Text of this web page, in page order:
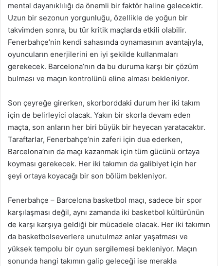
mental dayanıklılığı da önemli bir faktör haline gelecektir.
Uzun bir sezonun yorgunluğu, özellikle de yoğun bir
takvimden sonra, bu tür kritik maçlarda etkili olabilir.
Fenerbahçe’nin kendi sahasında oynamasının avantajıyla,
oyuncuların enerjilerini en iyi şekilde kullanmaları
gerekecek. Barcelona’nın da bu duruma karşı bir çözüm
bulması ve maçın kontrolünü eline alması bekleniyor.
Son çeyreğe girerken, skorborddaki durum her iki takım
için de belirleyici olacak. Yakın bir skorla devam eden
maçta, son anların her biri büyük bir heyecan yaratacaktır.
Taraftarlar, Fenerbahçe’nin zaferi için dua ederken,
Barcelona’nın da maçı kazanmak için tüm gücünü ortaya
koyması gerekecek. Her iki takımın da galibiyet için her
şeyi ortaya koyacağı bir son bölüm bekleniyor.
Fenerbahçe – Barcelona basketbol maçı, sadece bir spor
karşılaşması değil, aynı zamanda iki basketbol kültürünün
de karşı karşıya geldiği bir mücadele olacak. Her iki takımın
da basketbolseverlere unutulmaz anlar yaşatması ve
yüksek tempolu bir oyun sergilemesi bekleniyor. Maçın
sonunda hangi takımın galip geleceği ise merakla